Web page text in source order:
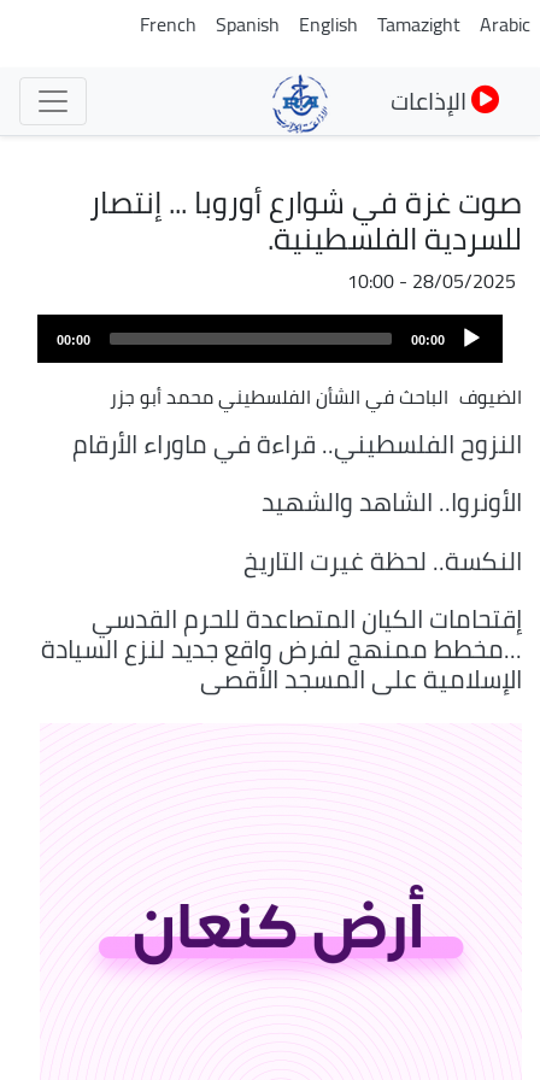
تجاوز
Arabic
Tamazight
English
Spanish
French
الإذاعات
صوت غزة في شوارع أوروبا ... إنتصار
للسردية الفلسطينية.
28/05/2025 - 10:00
Audio
Player
00:00
00:00
الضيوف الباحث في الشأن الفلسطيني محمد أبو جزر
النزوح الفلسطيني.. قراءة في ماوراء الأرقام
الأونروا.. الشاهد والشهيد
النكسة.. لحظة غيرت التاريخ
إقتحامات الكيان المتصاعدة للحرم القدسي
...مخطط ممنهج لفرض واقع جديد لنزع السيادة
الإسلامية على المسجد الأقصى